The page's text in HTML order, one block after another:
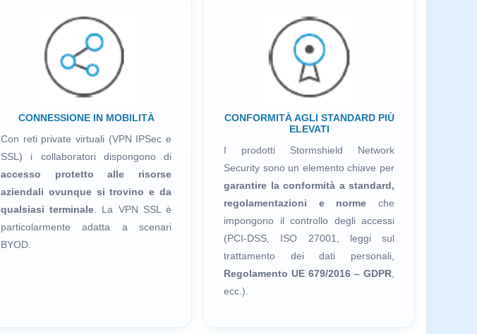
CONNESSIONE IN MOBILITÀ
Con reti private virtuali (VPN IPSec e
SSL) i collaboratori dispongono di
accesso protetto alle risorse
aziendali ovunque si trovino e da
qualsiasi terminale . La VPN SSL è
particolarmente adatta a scenari
BYOD.
CONFORMITÀ AGLI STANDARD PIÙ
ELEVATI
I prodotti Stormshield Network
Security sono un elemento chiave per
garantire la conformità a standard,
regolamentazioni e norme che
impongono il controllo degli accessi
(PCI-DSS, ISO 27001, leggi sul
trattamento dei dati personali,
Regolamento UE 679/2016 – GDPR
ecc.).